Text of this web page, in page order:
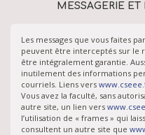
MESSAGERIE
Les messages que vous faites
peuvent être interceptés sur le
être intégralement garantie.
inutilement des informations
courriels. Liens vers
Vous avez la faculté, sans
autre site, un lien vers
l’utilisation de « frames » qui
consultent un autre site que